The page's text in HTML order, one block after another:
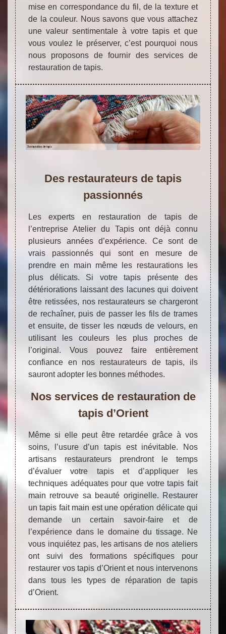
mise en correspondance du fil, de la texture et
de la couleur. Nous savons que vous attachez
une valeur sentimentale à votre tapis et que
vous voulez le préserver, c’est pourquoi nous
nous proposons de fournir des services de
restauration de tapis.
Des restaurateurs de tapis
passionnés
Les experts en restauration de tapis de
l’entreprise Atelier du Tapis ont déjà connu
plusieurs années d’expérience. Ce sont de
vrais passionnés qui sont en mesure de
prendre en main même les restaurations les
plus délicats. Si votre tapis présente des
détériorations laissant des lacunes qui doivent
être retissées, nos restaurateurs se chargeront
de rechaîner, puis de passer les fils de trames
et ensuite, de tisser les nœuds de velours, en
utilisant les couleurs les plus proches de
l’original. Vous pouvez faire entièrement
confiance en nos restaurateurs de tapis, ils
sauront adopter les bonnes méthodes.
Nos services de restauration de
tapis d’Orient
Même si elle peut être retardée grâce à vos
soins, l’usure d’un tapis est inévitable. Nos
artisans restaurateurs prendront le temps
d’évaluer votre tapis et d’appliquer les
techniques adéquates pour que votre tapis fait
main retrouve sa beauté originelle. Restaurer
un tapis fait main est une opération délicate qui
demande un certain savoir-faire et de
l’expérience dans le domaine du tissage. Ne
vous inquiétez pas, les artisans de nos ateliers
ont suivi des formations spécifiques pour
restaurer vos tapis d’Orient et nous intervenons
dans tous les types de réparation de tapis
d’Orient.